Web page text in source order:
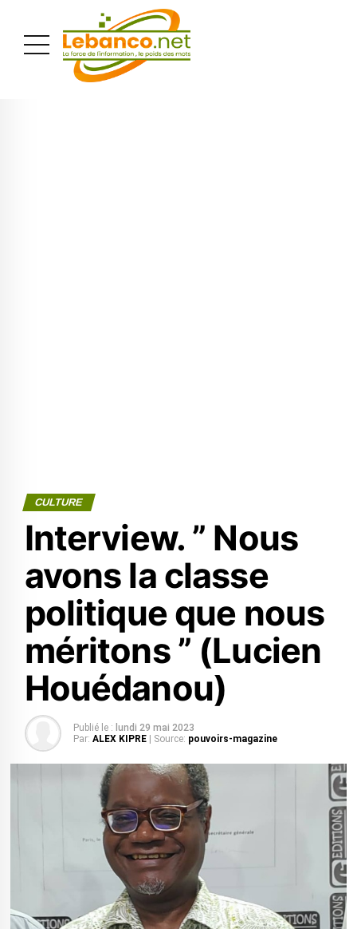
CULTURE
Interview. ” Nous
avons la classe
politique que nous
méritons ” (Lucien
Houédanou)
Publié le : lundi 29 mai 2023
Par: ALEX KIPRE | Source: pouvoirs-magazine